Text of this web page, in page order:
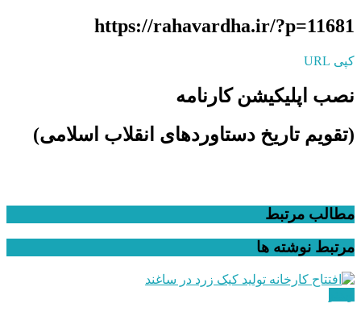
https://rahavardha.ir/?p=11681
کپی URL
نصب اپلیکیشن کارنامه
(تقویم تاریخ دستاوردهای انقلاب اسلامی​)
مطالب مرتبط
مرتبط نوشته ها